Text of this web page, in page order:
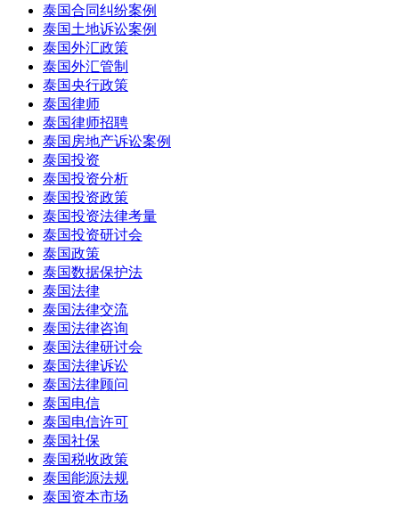
泰国合同纠纷案例
泰国土地诉讼案例
泰国外汇政策
泰国外汇管制
泰国央行政策
泰国律师
泰国律师招聘
泰国房地产诉讼案例
泰国投资
泰国投资分析
泰国投资政策
泰国投资法律考量
泰国投资研讨会
泰国政策
泰国数据保护法
泰国法律
泰国法律交流
泰国法律咨询
泰国法律研讨会
泰国法律诉讼
泰国法律顾问
泰国电信
泰国电信许可
泰国社保
泰国税收政策
泰国能源法规
泰国资本市场